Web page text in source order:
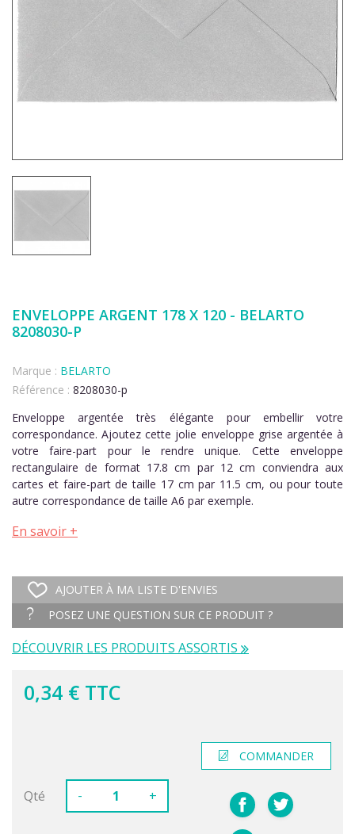
ENVELOPPE ARGENT 178 X 120 - BELARTO
8208030-P
Marque : BELARTO
Référence : 8208030-p
Enveloppe argentée très élégante pour embellir votre
correspondance. Ajoutez cette jolie enveloppe grise argentée à
votre faire-part pour le rendre unique. Cette enveloppe
rectangulaire de format 17.8 cm par 12 cm conviendra aux
cartes et faire-part de taille 17 cm par 11.5 cm, ou pour toute
autre correspondance de taille A6 par exemple.
En savoir +
AJOUTER À MA LISTE D'ENVIES
POSEZ UNE QUESTION SUR CE PRODUIT ?
DÉCOUVRIR LES PRODUITS ASSORTIS
0,34 € TTC
Qté - +
COMMANDER